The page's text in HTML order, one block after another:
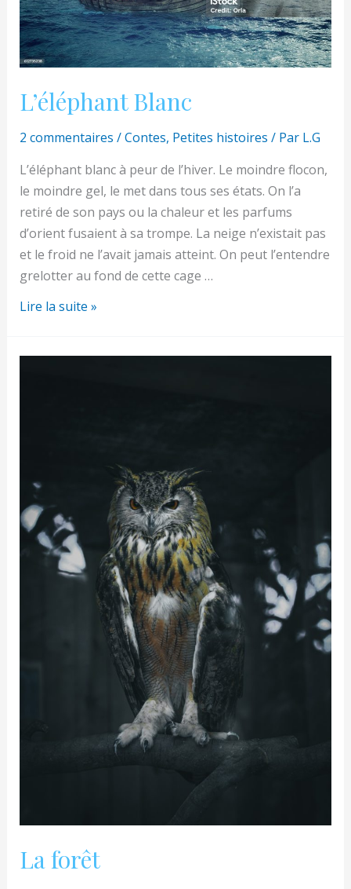
L’éléphant Blanc
2 commentaires /Contes, Petites histoires / Par L.G
L’éléphant blanc à peur de l’hiver. Le moindre flocon,
le moindre gel, le met dans tous ses états. On l’a
retiré de son pays ou la chaleur et les parfums
d’orient fusaient à sa trompe. La neige n’existait pas
et le froid ne l’avait jamais atteint. On peut l’entendre
grelotter au fond de cette cage …
L’éléphant
Lire la suite »
La forêt